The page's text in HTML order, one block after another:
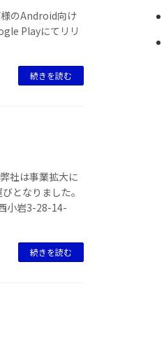
のAndroid向け
Playにてリリ
続きを読む
社は事業拡大に
となりました。
小岩3-28-14-
続きを読む